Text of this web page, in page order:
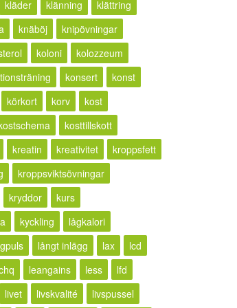
kläder klänning
klättring
knäböj
knipövningar
koloni
kolozzeum
konsert
konst
körkort korv
kost
kosttillskott
kreatin kreativitet
kroppsfett
kroppsviktsövningar
kryddor
kurs
kyckling
lågkalori
långt inlägg lax
lcd
leangains less
lfd
livet livskvalité livspussel